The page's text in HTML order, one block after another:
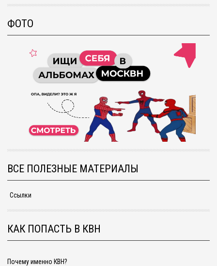
ФОТО
ВСЕ ПОЛЕЗНЫЕ МАТЕРИАЛЫ
Ссылки
КАК ПОПАСТЬ В КВН
Почему именно КВН?